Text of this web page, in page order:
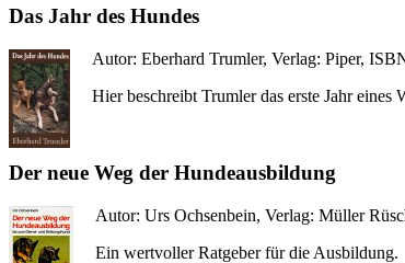
Das Jahr des Hundes
Autor: Eberhard Trumler, Verlag: Piper,
Hier beschreibt Trumler das erste Jahr
Der neue Weg der Hundeausbildung
Autor: Urs Ochsenbein, Verlag: Müller
Ein wertvoller Ratgeber für die Ausbildung.